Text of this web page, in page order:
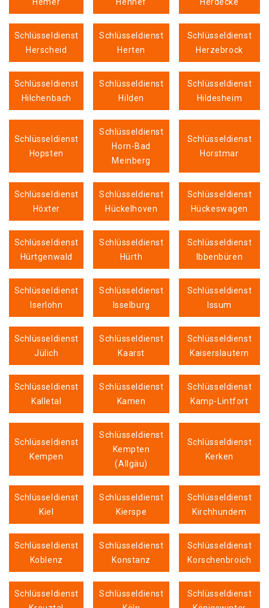
Schlüsseldienst
Herscheid
Schlüsseldienst
Herten
Schlüsseldienst
Herzebrock
Schlüsseldienst
Hilchenbach
Schlüsseldienst
Hilden
Schlüsseldienst
Hildesheim
Schlüsseldienst
Hopsten
Schlüsseldienst
Horn-Bad
Meinberg
Schlüsseldienst
Horstmar
Schlüsseldienst
Höxter
Schlüsseldienst
Hückelhoven
Schlüsseldienst
Hückeswagen
Schlüsseldienst
Hürtgenwald
Schlüsseldienst
Hürth
Schlüsseldienst
Ibbenbüren
Schlüsseldienst
Iserlohn
Schlüsseldienst
Isselburg
Schlüsseldienst
Issum
Schlüsseldienst
Jülich
Schlüsseldienst
Kaarst
Schlüsseldienst
Kaiserslautern
Schlüsseldienst
Kalletal
Schlüsseldienst
Kamen
Schlüsseldienst
Kamp-Lintfort
Schlüsseldienst
Kempen
Schlüsseldienst
Kempten
(Allgäu)
Schlüsseldienst
Kerken
Schlüsseldienst
Kiel
Schlüsseldienst
Kierspe
Schlüsseldienst
Kirchhundem
Schlüsseldienst
Koblenz
Schlüsseldienst
Konstanz
Schlüsseldienst
Korschenbroich
Schlüsseldienst
Schlüsseldienst
Schlüsseldienst